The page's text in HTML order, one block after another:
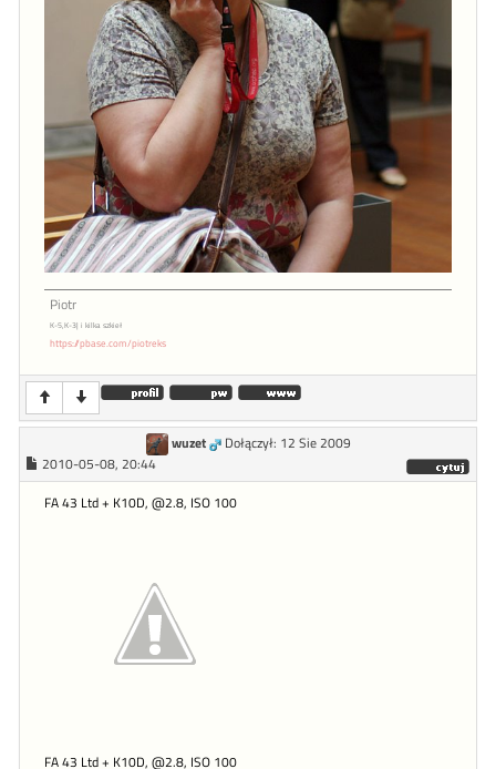
Piotr
K-5,K-3| i kilka szkieł
https://pbase.com/piotreks
wuzet
Dołączył: 12 Sie 2009
2010-05-08, 20:44
FA 43 Ltd + K10D, @2.8, ISO 100
FA 43 Ltd + K10D, @2.8, ISO 100